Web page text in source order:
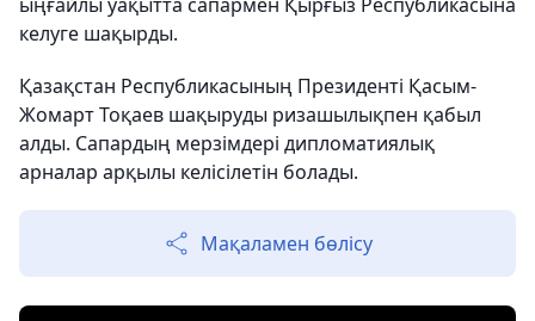
келуге шақырды.
Қазақстан Республикасының Президенті Қасым-
Жомарт Тоқаев шақыруды ризашылықпен қабыл
алды. Сапардың мерзімдері дипломатиялық
арналар арқылы келісілетін болады.
Мақаламен бөлісу